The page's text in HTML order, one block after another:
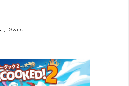
, Switch